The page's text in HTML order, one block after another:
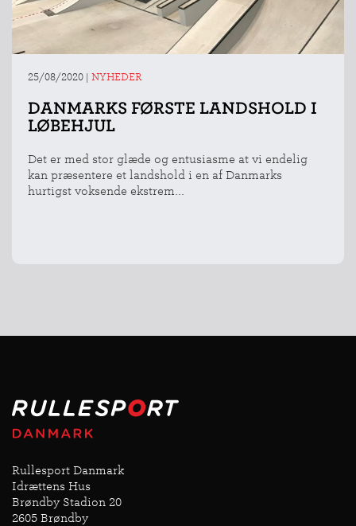
25/08/2020 | NYHEDER
DANMARKS FØRSTE LANDSHOLD I
LØBEHJUL
Det er med stor glæde og entusiasme at vi endelig
kan præsentere et landshold i en af Danmarks
hurtigst voksende ekstrem...
Rullesport Danmark
Idrættens Hus
Brøndby Stadion 20
2605 Brøndby